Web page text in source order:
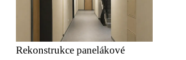
Rekonstrukce panelákové